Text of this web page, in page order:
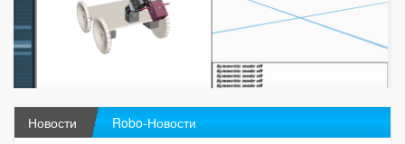
Новости Robo-Новости